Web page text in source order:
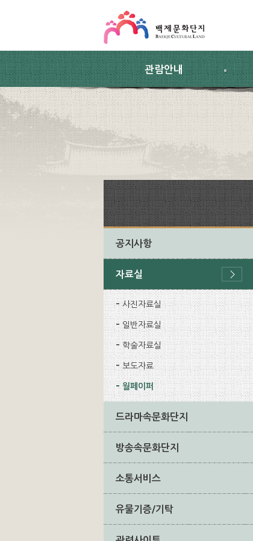
관람안내
공지사항
자료실
사진자료실
일반자료실
학술자료실
보도자료
월페이퍼
드라마속문화단지
방송속문화단지
소통서비스
유물기증/기탁